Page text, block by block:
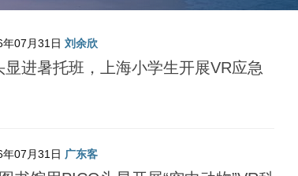
年07月31日 刘余欣
显进暑托班，上海小学生开展VR应急
年07月31日 广东客